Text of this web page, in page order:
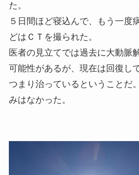
た。
５日間ほど寝込んで、もう一度
どはＣＴを撮られた。
医者の見立てでは過去に大動脈
可能性があるが、現在は回復し
つまり治っているということだ
みはなかった。